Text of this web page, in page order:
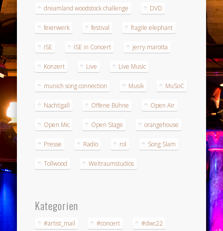
dreamland woodstock challenge DVD
feierwerk festival fragile elephant
ISE ISE in Concert jerry marotta
Konzert Live Live Music
munich song connection Musik MuSoC
Nachtigall Offene Bühne Open Air
Open Mic Open Stage orangehouse
Presse Radio rol Song Slam
Tollwood Weltraumstudios
Kategorien
#artist_mail #concert #dwc22